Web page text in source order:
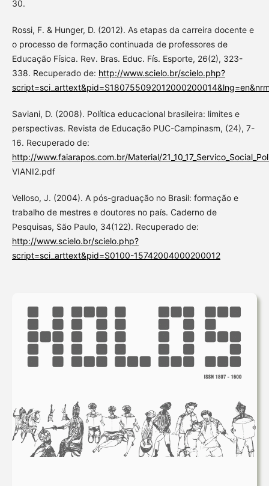
30.
Rossi, F. & Hunger, D. (2012). As etapas da carreira docente e
o processo de formação continuada de professores de
Educação Física. Rev. Bras. Educ. Fís. Esporte, 26(2), 323-
338. Recuperado de: http://www.scielo.br/scielo.php?
Saviani, D. (2008). Política educacional brasileira: limites e
perspectivas. Revista de Educação PUC-Campinasm, (24), 7-
16. Recuperado de:
http://www.faiarapos.com.br/Material/
VIANI2.pdf
Velloso, J. (2004). A pós-graduação no Brasil: formação e
trabalho de mestres e doutores no país. Caderno de
Pesquisas, São Paulo, 34(122). Recuperado de:
http://www.scielo.br/scielo.php?
script=sci_arttext&pid=S0100-15742004000200012